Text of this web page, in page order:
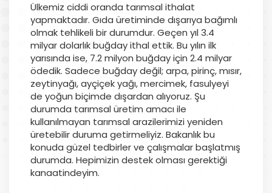
Ülkemiz ciddi oranda tarımsal ithalat
yapmaktadır. Gıda üretiminde dışarıya bağımlı
olmak tehlikeli bir durumdur. Geçen yıl 3.4
milyar dolarlık buğday ithal ettik. Bu yılın ilk
yarısında ise, 7.2 milyon buğday için 2.4 milyar
ödedik. Sadece buğday değil; arpa, pirinç, mısır,
zeytinyağı, ayçiçek yağı, mercimek, fasulyeyi
de yoğun biçimde dışardan alıyoruz. Şu
durumda tarımsal üretim amacı ile
kullanılmayan tarımsal arazilerimizi yeniden
üretebilir duruma getirmeliyiz. Bakanlık bu
konuda güzel tedbirler ve çalışmalar başlatmış
durumda. Hepimizin destek olması gerektiği
kanaatindeyim.